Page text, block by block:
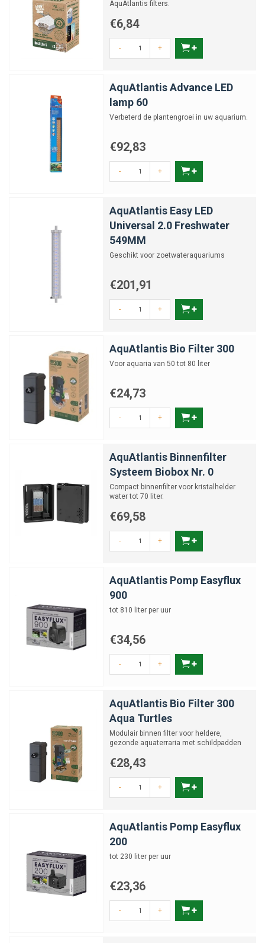
AquAtlantis filters.
€6,84
- +
AquAtlantis Advance LED
lamp 60
Verbeterd de plantengroei in uw aquarium.
€92,83
- +
AquAtlantis Easy LED
Universal 2.0 Freshwater
549MM
Geschikt voor zoetwateraquariums
€201,91
- +
AquAtlantis Bio Filter 300
Voor aquaria van 50 tot 80 liter
€24,73
- +
AquAtlantis Binnenfilter
Systeem Biobox Nr. 0
Compact binnenfilter voor kristalhelder
water tot 70 liter.
€69,58
- +
AquAtlantis Pomp Easyflux
900
tot 810 liter per uur
€34,56
- +
AquAtlantis Bio Filter 300
Aqua Turtles
Modulair binnen filter voor heldere,
gezonde aquaterraria met schildpadden
€28,43
- +
AquAtlantis Pomp Easyflux
200
tot 230 liter per uur
€23,36
- +